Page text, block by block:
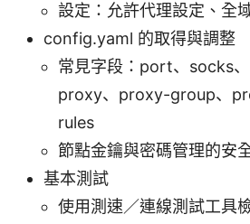
設定：允許代理設定、全
config.yaml 的取得與調整
常見字段：port、socks
proxy、proxy-group、
rules
節點金鑰與密碼管理的安
基本測試
使用測速／連線測試工具